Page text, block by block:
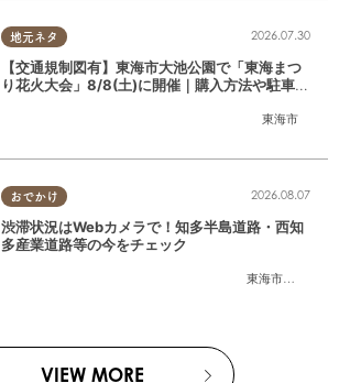
地元ネタ
東海市
2026.07.30
【交通規制図有】東海市大池公園で「東海まつ
り花火大会」8/8(土)に開催｜購入方法や駐車場
おでかけ
東海市
,大府市
2026.08.07
渋滞状況はWebカメラで！知多半島道路・西知
多産業道路等の今をチェック
VIEW MORE